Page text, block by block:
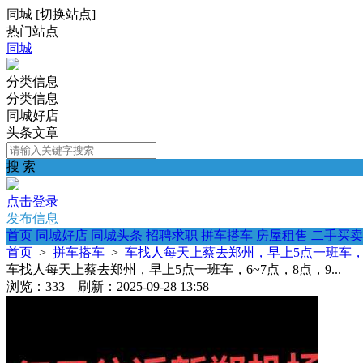
同城 [切换站点]
热门站点
同城
分类信息
分类信息
同城好店
头条文章
搜 索
点击登录
发布信息
首页 同城好店 同城头条 招聘求职 拼车搭车 房屋租售 二手买卖
首页 > 拼车搭车 > 车找人每天上蔡去郑州，早上5点一班车
车找人每天上蔡去郑州，早上5点一班车，6~7点，8点，9...
浏览：333 刷新：2025-09-28 13:58